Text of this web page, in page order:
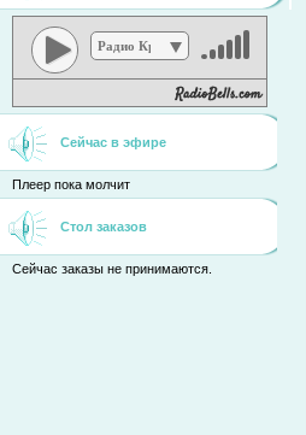
Радио Кристина
Сейчас в эфире
Плеер пока молчит
Стол заказов
Сейчас заказы не принимаются.